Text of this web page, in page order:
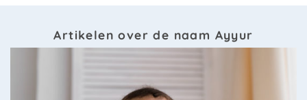
Artikelen over de naam Ayyur